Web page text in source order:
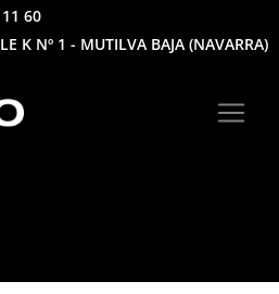
60
K Nº 1 - MUTILVA BAJA (NAVARRA)